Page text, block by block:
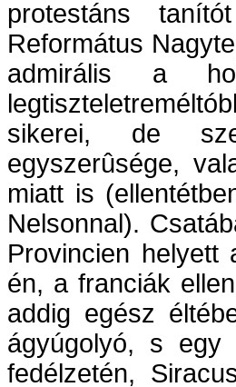
protestáns
Református
admirális a
sikerei, de
egyszerûsége,
miatt is
Nelsonnal).
Provincien helyett
én, a franciák
addig egész
ágyúgolyó, s egy
fedélzetén,